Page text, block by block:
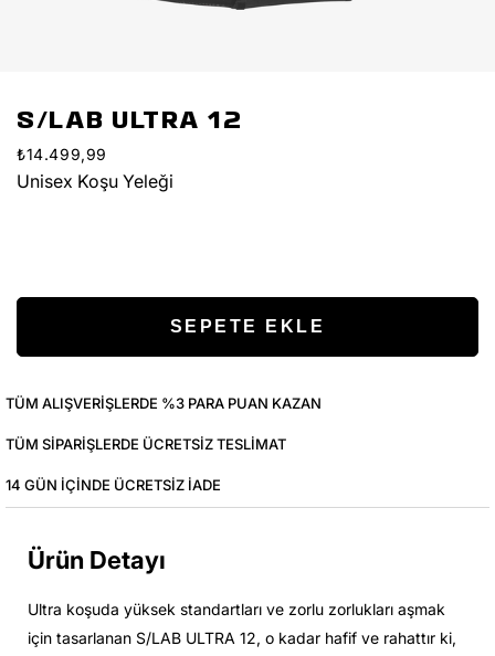
S/LAB ULTRA 12
₺14.499,99
Unisex Koşu Yeleği
TÜM ALIŞVERIŞLERDE %3 PARA PUAN KAZAN
TÜM SIPARIŞLERDE ÜCRETSIZ TESLIMAT
14 GÜN IÇINDE ÜCRETSIZ IADE
Ürün Detayı
Ultra koşuda yüksek standartları ve zorlu zorlukları aşmak
için tasarlanan S/LAB ULTRA 12, o kadar hafif ve rahattır ki,